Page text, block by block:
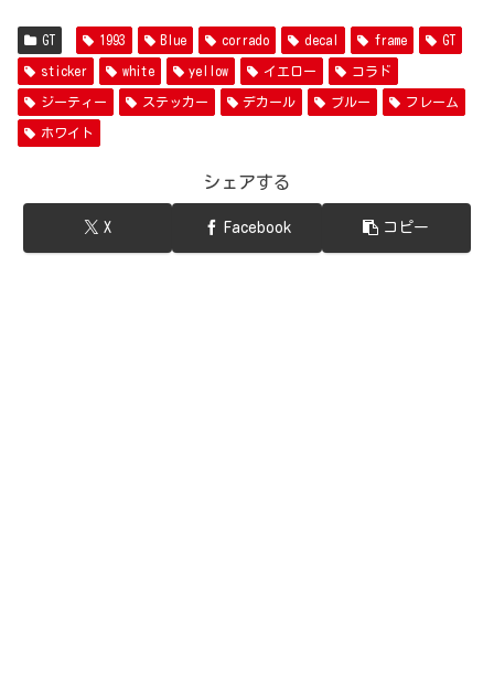
GT 1993 Blue corrado decal frame GT
sticker white yellow イエロー コラド
ジーティー ステッカー デカール ブルー フレーム
ホワイト
シェアする
X Facebook コピー